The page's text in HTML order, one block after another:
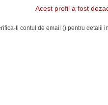
Acest profil a fost
ti contul de email () pentru detalii